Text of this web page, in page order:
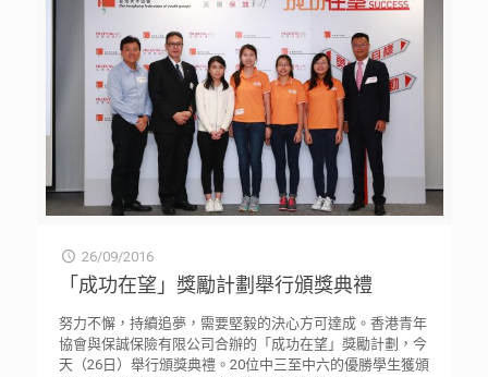
26/09/2016
「成功在望」獎勵計劃舉行頒獎典禮
努力不懈，持續追夢，需要堅毅的決心方可達成。香港青年
協會與保誠保險有限公司合辦的「成功在望」獎勵計劃，今
天（26日）舉行頒獎典禮。20位中三至中六的優勝學生獲頒